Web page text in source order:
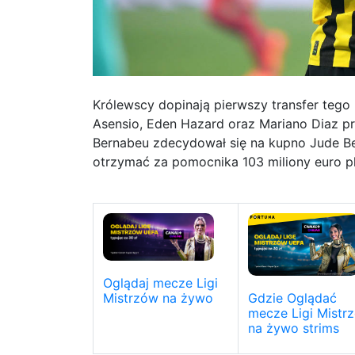
Królewscy dopinają pierwszy transfer
Asensio, Eden Hazard oraz Mariano Diaz
Bernabeu zdecydował się na kupno Jude
otrzymać za pomocnika 103 miliony euro
Oglądaj mecze Ligi
Mistrzów na żywo
Gdzie Oglądać
mecze Ligi
na żywo strims